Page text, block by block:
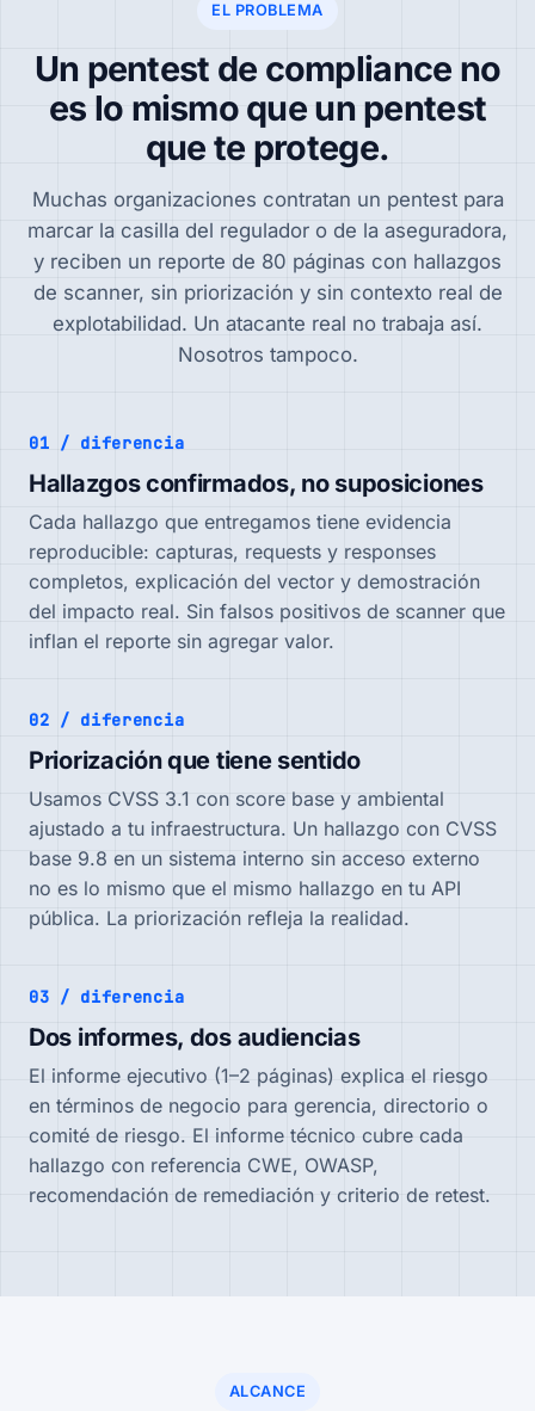
EL PROBLEMA
Un pentest de compliance no
es lo mismo que un pentest
que te protege.
Muchas organizaciones contratan un pentest para
marcar la casilla del regulador o de la aseguradora,
y reciben un reporte de 80 páginas con hallazgos
de scanner, sin priorización y sin contexto real de
explotabilidad. Un atacante real no trabaja así.
Nosotros tampoco.
01 / diferencia
Hallazgos confirmados, no suposiciones
Cada hallazgo que entregamos tiene evidencia
reproducible: capturas, requests y responses
completos, explicación del vector y demostración
del impacto real. Sin falsos positivos de scanner que
inflan el reporte sin agregar valor.
02 / diferencia
Priorización que tiene sentido
Usamos CVSS 3.1 con score base y ambiental
ajustado a tu infraestructura. Un hallazgo con CVSS
base 9.8 en un sistema interno sin acceso externo
no es lo mismo que el mismo hallazgo en tu API
pública. La priorización refleja la realidad.
03 / diferencia
Dos informes, dos audiencias
El informe ejecutivo (1–2 páginas) explica el riesgo
en términos de negocio para gerencia, directorio o
comité de riesgo. El informe técnico cubre cada
hallazgo con referencia CWE, OWASP,
recomendación de remediación y criterio de retest.
ALCANCE